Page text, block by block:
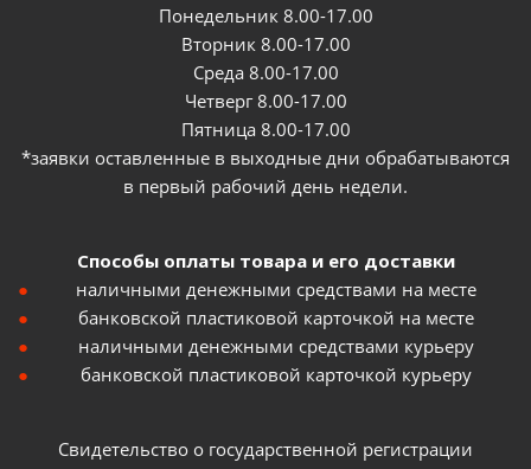
Понедельник 8.00-17.00
Вторник 8.00-17.00
Среда 8.00-17.00
Четверг 8.00-17.00
Пятница 8.00-17.00
*заявки оставленные в выходные дни обрабатываются
в первый рабочий день недели.
Способы оплаты товара и его доставки
наличными денежными средствами на месте
банковской пластиковой карточкой на месте
наличными денежными средствами курьеру
банковской пластиковой карточкой курьеру
Свидетельство о государственной регистрации